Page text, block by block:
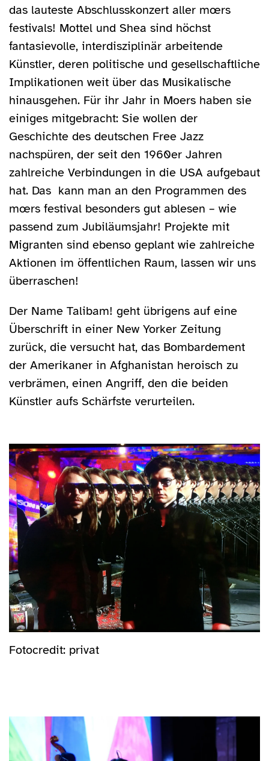
das lauteste Abschlusskonzert aller mœrs
festivals! Mottel und Shea sind höchst
fantasievolle, interdisziplinär arbeitende
Künstler, deren politische und gesellschaftliche
Implikationen weit über das Musikalische
hinausgehen. Für ihr Jahr in Moers haben sie
einiges mitgebracht: Sie wollen der
Geschichte des deutschen Free Jazz
nachspüren, der seit den 1960er Jahren
zahlreiche Verbindungen in die USA aufgebaut
hat. Das kann man an den Programmen des
mœrs festival besonders gut ablesen – wie
passend zum Jubiläumsjahr! Projekte mit
Migranten sind ebenso geplant wie zahlreiche
Aktionen im öffentlichen Raum, lassen wir uns
überraschen!
Der Name Talibam! geht übrigens auf eine
Überschrift in einer New Yorker Zeitung
zurück, die versucht hat, das Bombardement
der Amerikaner in Afghanistan heroisch zu
verbrämen, einen Angriff, den die beiden
Künstler aufs Schärfste verurteilen.
Fotocredit: privat